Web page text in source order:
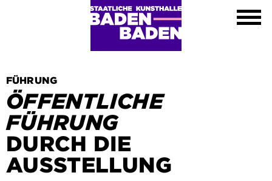
Ausstellungen
Kunsthalle
Kontakt
Shop
DE
EN
FR
Leichte Sprache
FÜHRUNG
ÖFFENTLICHE
FÜHRUNG
DURCH DIE
AUSSTELLUNG